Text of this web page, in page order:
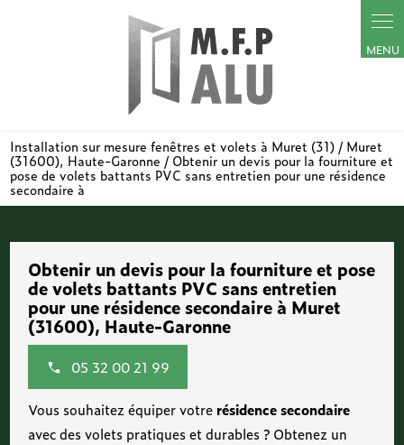
Installation sur mesure fenêtres et volets à Muret (31) / Muret
(31600), Haute-Garonne / Obtenir un devis pour la fourniture et
pose de volets battants PVC sans entretien pour une résidence
secondaire à
Obtenir un devis pour la fourniture et pose
de volets battants PVC sans entretien
pour une résidence secondaire à Muret
(31600), Haute-Garonne
05 32 00 21 99
Vous souhaitez équiper votre résidence secondaire
avec des volets pratiques et durables ? Obtenez un